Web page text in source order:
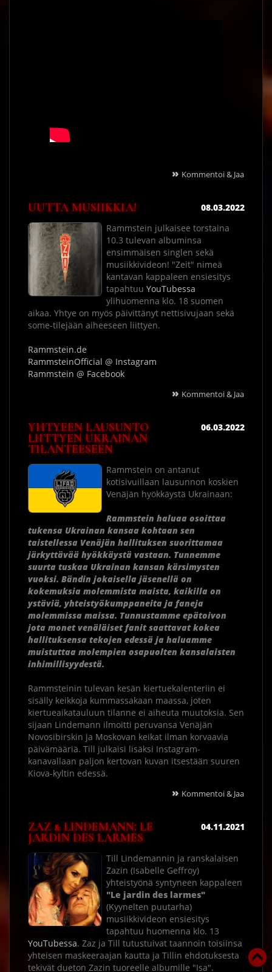
» Kommentoi & Jaa
UUTTA MUSIIKKIA!
08.03.2022
Rammstein julkaisee torstaina
10.3 tulevan albuminsa
ensimmäisen singlen sekä
musiikkivideon! "Zeit" nimeä
kantavan kappaleen ensiesitys
tapahtuu YouTubessa
ylihuomenna klo. 18 suomen
aikaa. Yhtye on myös päivittänyt nettisivujaan sekä
some-tilejään aiheeseen liittyen.
Rammstein.de
RammsteinOfficial @ Instagram
Rammstein @ Facebook
» Kommentoi & Jaa
YHTYEEN LAUSUNTO
LIITTYEN UKRAINAN
TILANTEESEEN
06.03.2022
Rammstein on antanut
kotisivuillaan lausunnon koskien
Venäjän hyökkäystä Ukrainaan:
Rammstein haluaa osoittaa
tukensa Ukrainan kansaa kohtaan sen
taistellessa Venäjän hallituksen suorittamaa
järkyttävää hyökkäystä vastaan. Tunnemme
suurta tuskaa Ukrainan kansan kärsimysten
vuoksi. Bändin jokaisella jäsenellä on
kokemuksia molemmista maista, kaikilla on
ystäviä, yhteistyökumppaneita ja faneja
molemmissa maissa. Tunnustamme epätoivon
jota monet venäläiset fanit saattavat kokea
hallituksensa tekojen edessä ja haluamme
muistuttaa molempien osapuolten kansalaisten
inhimillisyydestä.
Rammsteinin tulevan kesän kiertuekalenteriin ei
sisälly keikkoja kummassakaan maassa, joten
kiertueaikatauluun tilanne ei aiheuta muutoksia. Sen
sijaan Lindemann ilmoitti peruvansa Venäjän
Novosibirskin ja Moskovan keikat ilman korvaavia
päivämääriä. Till julkaisi lisäksi Instagram-
kanavallaan paljon kertovan kuvan itsestään suuren
Kiova-kyltin edessä.
» Kommentoi & Jaa
ZAZ & LINDEMANN: LE
JARDIN DES LARMES
04.11.2021
Till Lindemannin ja ranskalaisen
Zazin (Isabelle Geffroy)
yhteistyönä syntyneen kappaleen
"Le jardin des larmes"
(Kyynelten puutarha)
musiikkivideon ensiesitys
tapahtuu huomenna klo. 13
YouTubessa. Zaz ja Till tutustuivat taannoin toisiinsa
yhteisen maskeeraajan kautta ja Tillin ehdotuksesta
tekivät dueton Zazin tuoreelle albumille "Isa".